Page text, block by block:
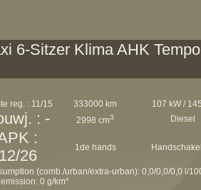
6-Sitzer Klima AHK
reg. : 11/15 333000 km 107 kW /
: - 2998 cm3 Diesel
:
12/26
1de hands
(comb./urban/extra-urban): 0,0/0,0/0,0 l/
0 g/km*